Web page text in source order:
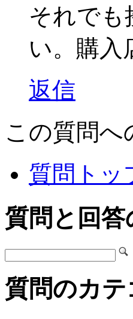
それでも
い。購入
返信
この質問へ
質問トッ
質問と回答
質問のカテ